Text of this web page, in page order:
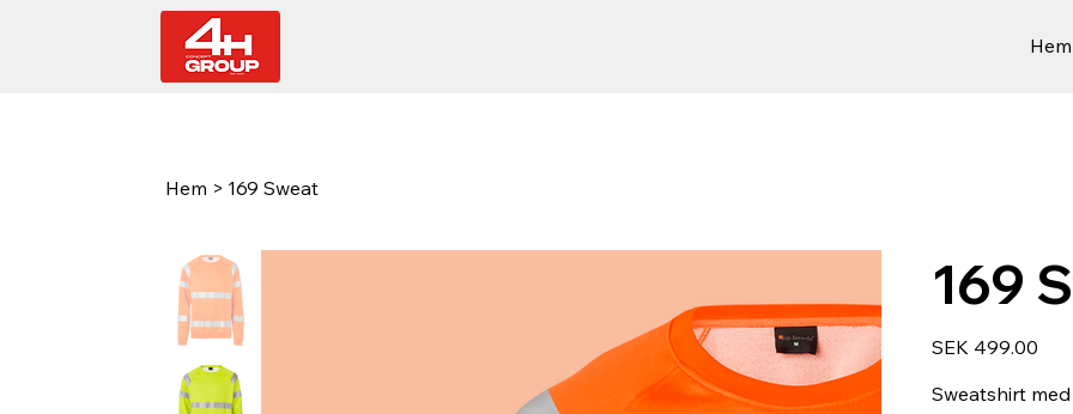
Hem
Hem > 169 Sweat
169
Price
SEK 499.00
Sweatshirt